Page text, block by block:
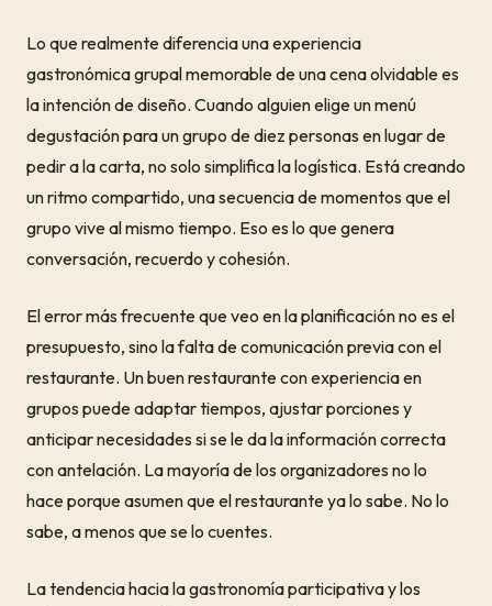
Lo que realmente diferencia una experiencia
gastronómica grupal memorable de una cena olvidable es
la intención de diseño. Cuando alguien elige un menú
degustación para un grupo de diez personas en lugar de
pedir a la carta, no solo simplifica la logística. Está creando
un ritmo compartido, una secuencia de momentos que el
grupo vive al mismo tiempo. Eso es lo que genera
conversación, recuerdo y cohesión.
El error más frecuente que veo en la planificación no es el
presupuesto, sino la falta de comunicación previa con el
restaurante. Un buen restaurante con experiencia en
grupos puede adaptar tiempos, ajustar porciones y
anticipar necesidades si se le da la información correcta
con antelación. La mayoría de los organizadores no lo
hace porque asumen que el restaurante ya lo sabe. No lo
sabe, a menos que se lo cuentes.
La tendencia hacia la gastronomía participativa y los